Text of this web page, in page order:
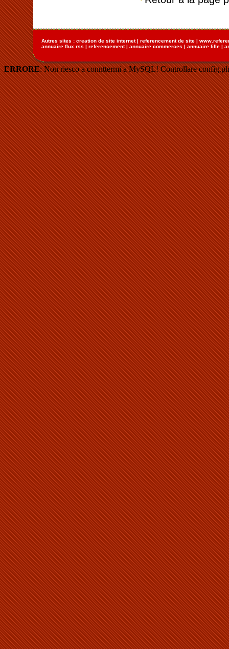
Autres sites : creation de site internet| referencement de site |
annuaire flux rss | referencement| annuaire commerces | annuaire lille |
ERRORE: Non riesco a connttermi a MySQL! Controllare